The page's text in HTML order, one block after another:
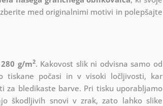
med originalnimi motivi in polepšajte
280 g/m2. Kakovost slik ni odvisna samo od
tiskane počasi in v visoki ločljivosti, kar
za bledikaste barve. Pri tisku uporabljamo
škodljivih snovi v zrak, zato lahko slike